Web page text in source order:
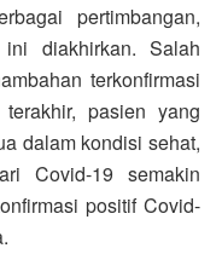
pertimbangan,
diakhirkan. Salah
terkonfirmasi
pasien yang
dalam kondisi sehat,
Covid-19 semakin
positif Covid-